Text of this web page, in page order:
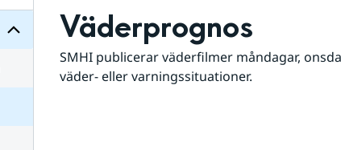
Väderprognos
SMHI publicerar väderfilmer måndagar,
väder- eller varningssituationer.